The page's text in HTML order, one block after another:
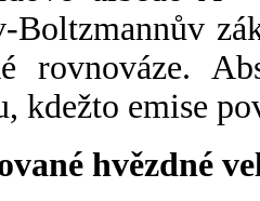
Boltzmannův
rovnováze.
kdežto emise
hvězdné